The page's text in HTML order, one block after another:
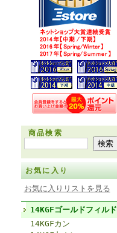
商品検索
お気に入り
お気に入りリストを見る
14KGFゴールドフィルド
14KGFカン